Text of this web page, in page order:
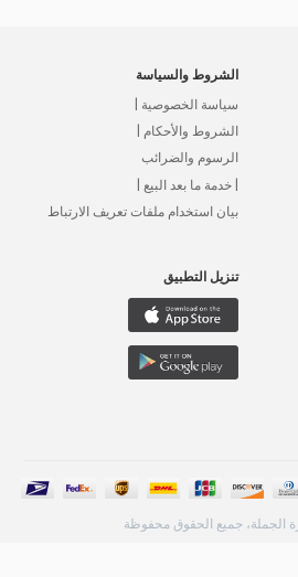
الشروط والسياسة
سياسة الخصوصية |
الشروط والأحكام |
الرسوم والضرائب
| خدمة ما بعد البيع |
بيان استخدام ملفات تعريف الارتباط
تنزيل التطبيق